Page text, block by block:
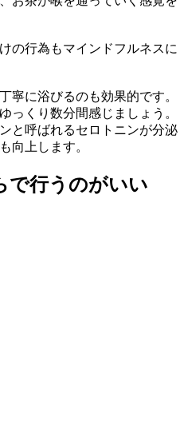
の行為もマインドフルネスに
寧に浴びるのも効果的です。
っくり数分間感じましょう。
と呼ばれるセロトニンが分泌
向上します。
で行うのがいい